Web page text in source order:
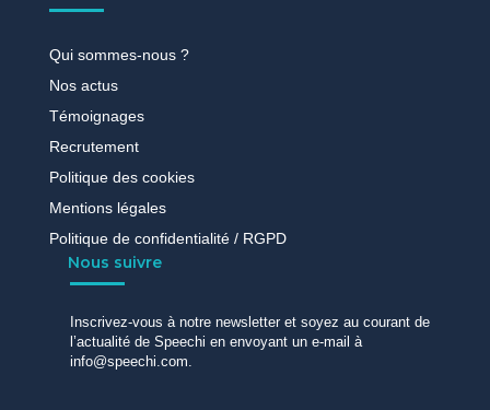
Qui sommes-nous ?
Nos actus
Témoignages
Recrutement
Politique des cookies
Mentions légales
Politique de confidentialité / RGPD
Nous suivre
Inscrivez-vous à notre newsletter et soyez au courant de
l’actualité de Speechi en envoyant un e-mail à
info@speechi.com.